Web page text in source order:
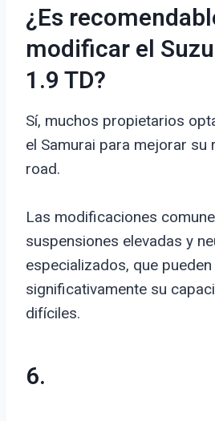
¿Es
modificar el
1.9 TD?
Sí, muchos propietarios
el Samurai para mejorar
road.
Las modificaciones
suspensiones elevadas y
especializados, que
significativamente su
difíciles.
6.